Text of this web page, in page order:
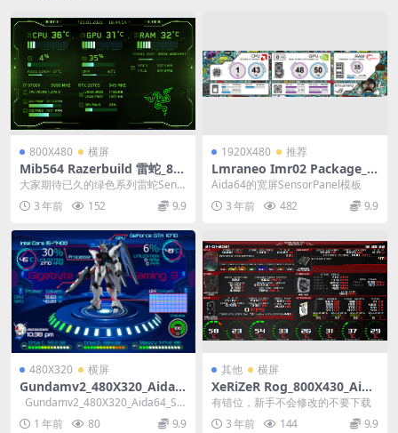
800X480 横屏
Mib564 Razerbuild 雷蛇_80
0X480_Aida64_SensorPanel
大家期待已久的绿色系列雷蛇Sens
orPanel模板
3 年前 152 9.9
1920X480 推荐
Lmraneo Imr02 Package_1
920X480_Aida64_SensorPa
Aida64的宽屏SensorPanel模板
3 年前
482 9.9
480X320 横屏
Gundamv2_480X320_Aida6
4_SensorPanel模板
Gundamv2_480X320_Aida64_Se
nsorPan...
1 年前 80 9.9
其他 横屏
XeRiZeR Rog_800X430_Aida
64_SensorPanel模板
有错位，新手不会修改的不要下载
3 年前
144 9.9